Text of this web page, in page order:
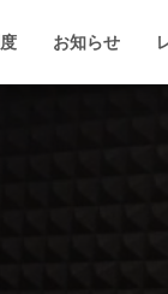
お知らせ